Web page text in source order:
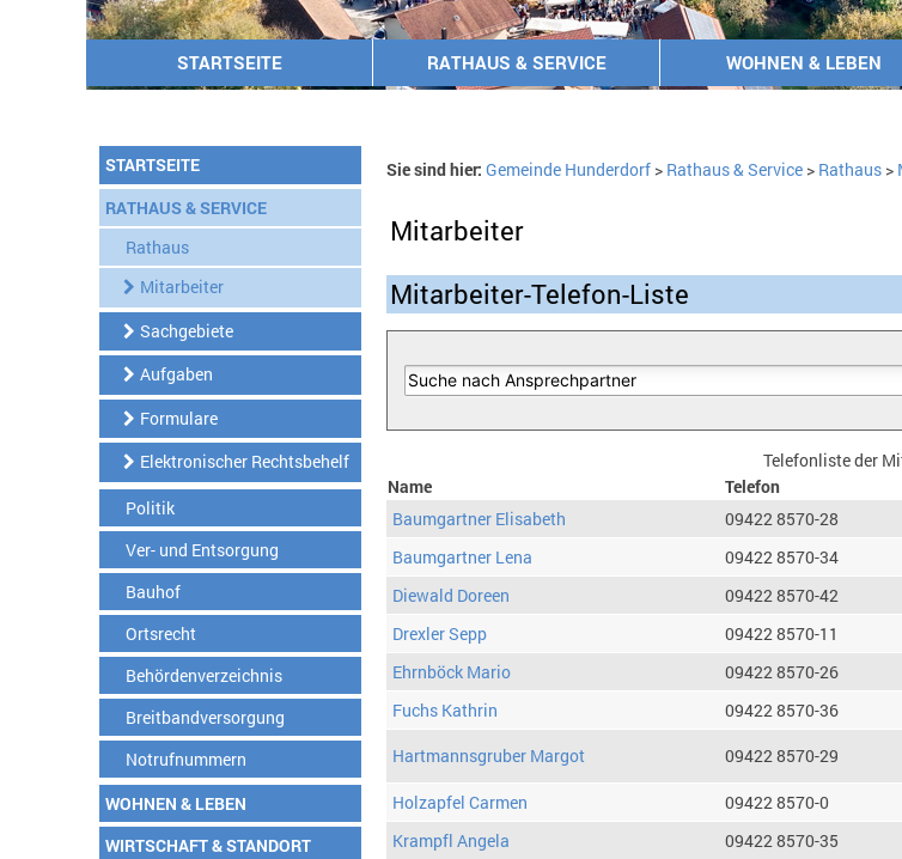
STARTSEITE RATHAUS & SERVICE WOHNEN & LEBEN
STARTSEITE
RATHAUS & SERVICE
Rathaus
Mitarbeiter
Sachgebiete
Aufgaben
Formulare
Elektronischer Rechtsbehelf
Politik
Ver- und Entsorgung
Bauhof
Ortsrecht
Behördenverzeichnis
Breitbandversorgung
Notrufnummern
WOHNEN & LEBEN
WIRTSCHAFT & STANDORT
Sie sind hier: Gemeinde Hunderdorf> Rathaus & Service> Rathaus>
Mitarbeiter
Mitarbeiter-Telefon-Liste
Telefonliste der
Name
Telefon
Baumgartner Elisabeth
09422 8570-28
Baumgartner Lena
09422 8570-34
Diewald Doreen
09422 8570-42
Drexler Sepp
09422 8570-11
Ehrnböck Mario
09422 8570-26
Fuchs Kathrin
09422 8570-36
Hartmannsgruber Margot
09422 8570-29
Holzapfel Carmen
09422 8570-0
Krampfl Angela
09422 8570-35